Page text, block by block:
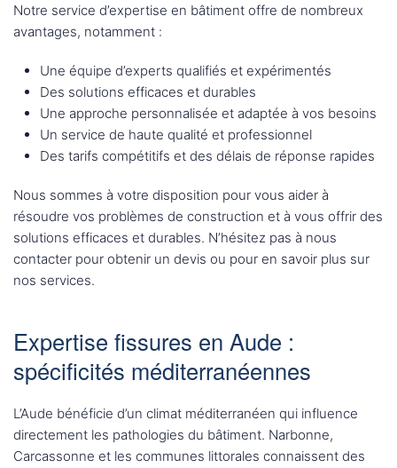
Notre service d’expertise en bâtiment offre de nombreux
avantages, notamment :
Une équipe d’experts qualifiés et expérimentés
Des solutions efficaces et durables
Une approche personnalisée et adaptée à vos besoins
Un service de haute qualité et professionnel
Des tarifs compétitifs et des délais de réponse rapides
Nous sommes à votre disposition pour vous aider à
résoudre vos problèmes de construction et à vous offrir des
solutions efficaces et durables. N’hésitez pas à nous
contacter pour obtenir un devis ou pour en savoir plus sur
nos services.
Expertise fissures en Aude :
spécificités méditerranéennes
L’Aude bénéficie d’un climat méditerranéen qui influence
directement les pathologies du bâtiment. Narbonne,
Carcassonne et les communes littorales connaissent des